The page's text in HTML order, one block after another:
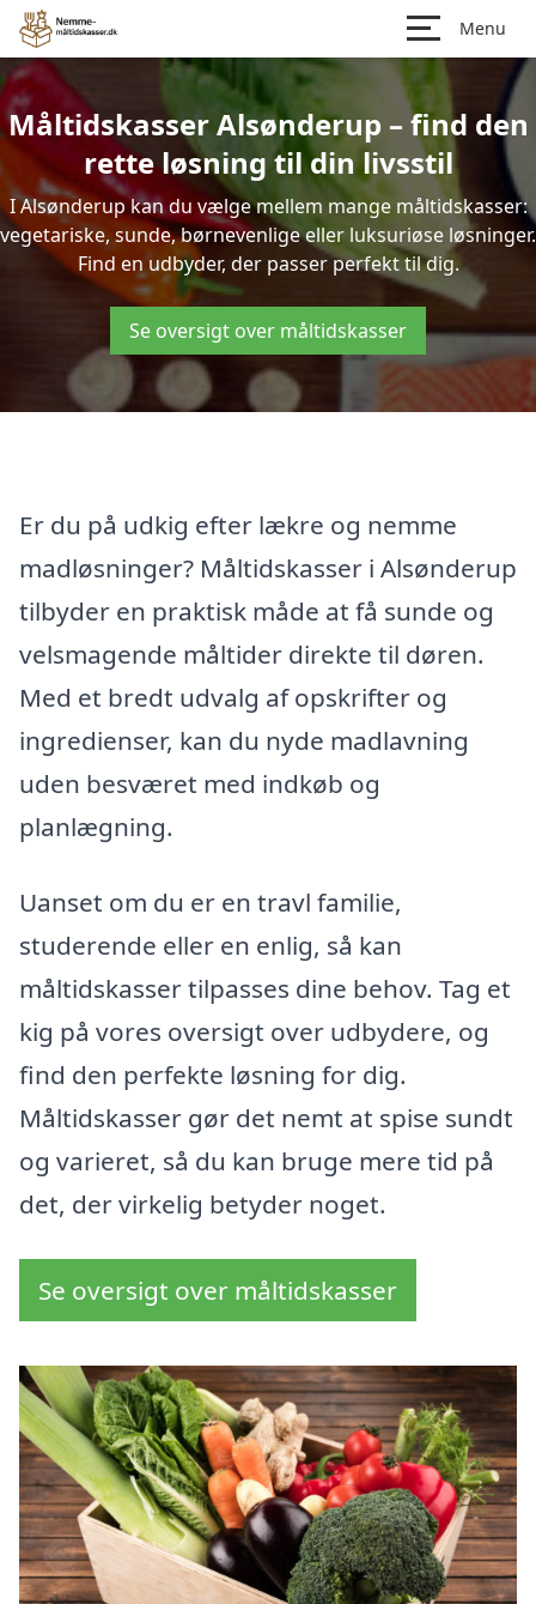
Menu
Måltidskasser Alsønderup – find den
rette løsning til din livsstil
I Alsønderup kan du vælge mellem mange måltidskasser:
vegetariske, sunde, børnevenlige eller luksuriøse løsninger.
Find en udbyder, der passer perfekt til dig.
Se oversigt over måltidskasser
Er du på udkig efter lækre og nemme
madløsninger? Måltidskasser i Alsønderup
tilbyder en praktisk måde at få sunde og
velsmagende måltider direkte til døren.
Med et bredt udvalg af opskrifter og
ingredienser, kan du nyde madlavning
uden besværet med indkøb og
planlægning.
Uanset om du er en travl familie,
studerende eller en enlig, så kan
måltidskasser tilpasses dine behov. Tag et
kig på vores oversigt over udbydere, og
find den perfekte løsning for dig.
Måltidskasser gør det nemt at spise sundt
og varieret, så du kan bruge mere tid på
det, der virkelig betyder noget.
Se oversigt over måltidskasser